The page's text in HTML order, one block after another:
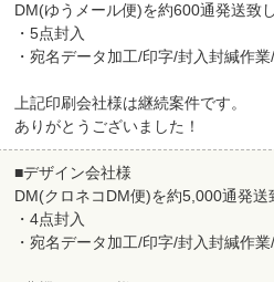
DM(ゆうメール便)を約600通発送致し
・5点封入
・宛名データ加工/印字/封入封緘作
上記印刷会社様は継続案件です。
ありがとうございました！
■デザイン会社様
DM(クロネコDM便)を約5,000通発送
・4点封入
・宛名データ加工/印字/封入封緘作